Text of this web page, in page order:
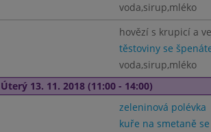
voda,sirup,mléko
hovězí s krupicí a
těstoviny se
voda,sirup,mléko
Úterý 13. 11. 2018 (11:00 - 14:00)
zeleninová polévka
kuře na smetaně